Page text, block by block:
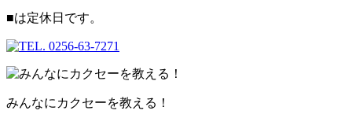
■は定休日です。
みんなにカクセーを教える！